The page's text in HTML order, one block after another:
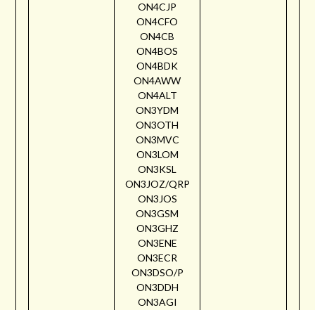
ON4CJP
ON4CFO
ON4CB
ON4BOS
ON4BDK
ON4AWW
ON4ALT
ON3YDM
ON3OTH
ON3MVC
ON3LOM
ON3KSL
ON3JOZ/QRP
ON3JOS
ON3GSM
ON3GHZ
ON3ENE
ON3ECR
ON3DSO/P
ON3DDH
ON3AGI